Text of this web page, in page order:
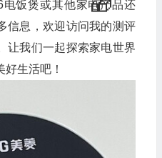
饭煲或其他家电产品还
信息，欢迎访问我的测评
让我们一起探索家电世界
生活吧！